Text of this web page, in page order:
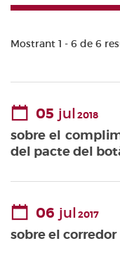
Mostrant 1 - 6 de 6
05 jul2018
sobre el
del pacte del
06 jul2017
sobre el